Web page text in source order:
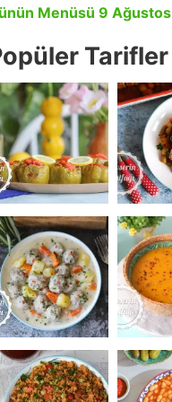
Menüsü 9 Ağustos
Tarifler